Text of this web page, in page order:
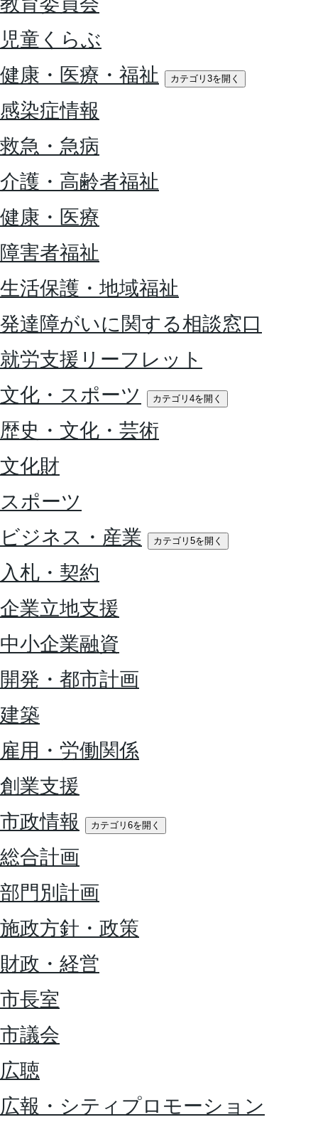
児童くらぶ
健康・医療・福祉
カテゴリ3を開く
感染症情報
救急・急病
介護・高齢者福祉
健康・医療
障害者福祉
生活保護・地域福祉
発達障がいに関する相談窓口
就労支援リーフレット
文化・スポーツ
カテゴリ4を開く
歴史・文化・芸術
文化財
スポーツ
ビジネス・産業
カテゴリ5を開く
入札・契約
企業立地支援
中小企業融資
開発・都市計画
建築
雇用・労働関係
創業支援
市政情報
カテゴリ6を開く
総合計画
部門別計画
施政方針・政策
財政・経営
市長室
市議会
広聴
広報・シティプロモーション